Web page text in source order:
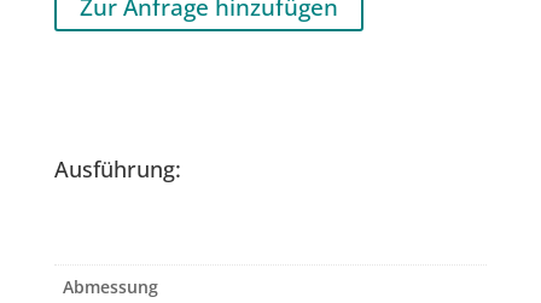
Ausführung:
Abmessung